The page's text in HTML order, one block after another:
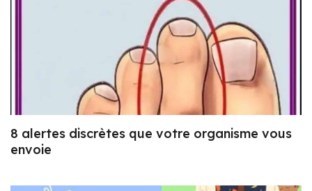
8 alertes discrètes que votre organisme vous
envoie